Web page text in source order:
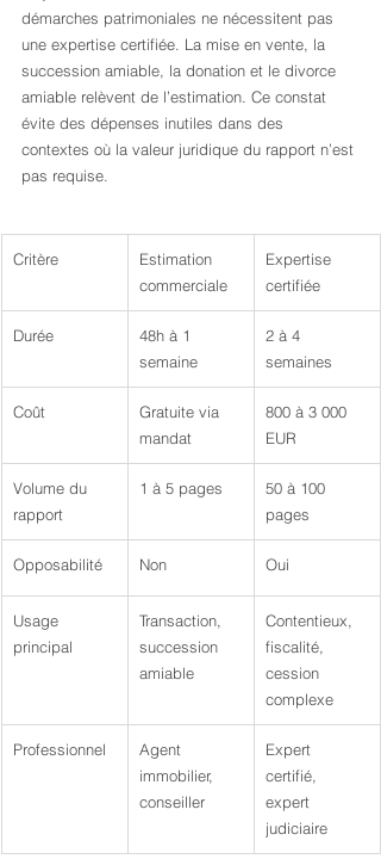
démarches patrimoniales ne nécessitent pas
une expertise certifiée. La mise en vente, la
succession amiable, la donation et le divorce
amiable relèvent de l’estimation. Ce constat
évite des dépenses inutiles dans des
contextes où la valeur juridique du rapport n’est
pas requise.
Critère
Estimation
commerciale
Expertise
certifiée
Durée
48h à 1
semaine
2 à 4
semaines
Coût
Gratuite via
mandat
800 à 3 000
EUR
Volume du
rapport
1 à 5 pages
50 à 100
pages
Opposabilité Non Oui
Usage
principal
Transaction,
succession
amiable
Contentieux,
fiscalité,
cession
complexe
Professionnel
Agent
immobilier,
conseiller
Expert
certifié,
expert
judiciaire